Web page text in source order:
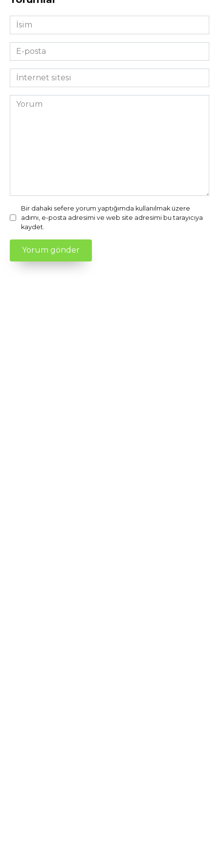
İsim
*
E-
posta
*İnternet
sitesi
Yorum
Bir dahaki sefere yorum yaptığımda kullanılmak üzere
adımı, e-posta adresimi ve web site adresimi bu tarayıcıya
kaydet.